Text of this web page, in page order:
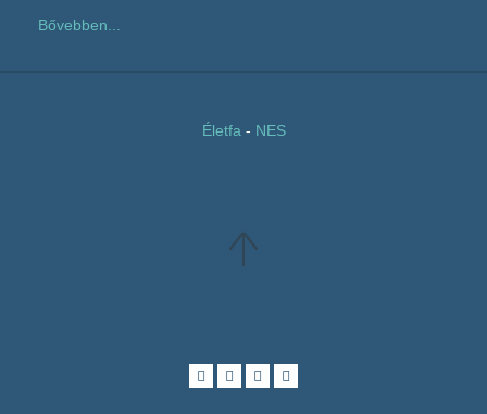
Bővebben...
Életfa - NES